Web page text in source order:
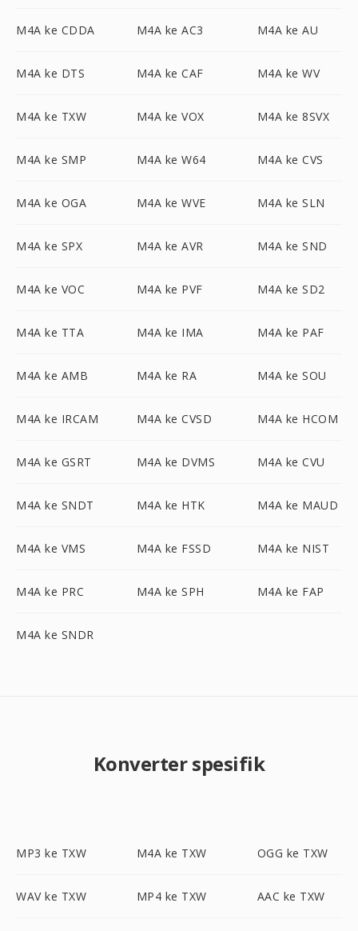
M4A ke CDDA M4A ke AC3 M4A ke AU
M4A ke DTS M4A ke CAF M4A ke WV
M4A ke TXW M4A ke VOX M4A ke 8SVX
M4A ke SMP M4A ke W64 M4A ke CVS
M4A ke OGA M4A ke WVE M4A ke SLN
M4A ke SPX M4A ke AVR M4A ke SND
M4A ke VOC M4A ke PVF M4A ke SD2
M4A ke TTA M4A ke IMA M4A ke PAF
M4A ke AMB M4A ke RA M4A ke SOU
M4A ke IRCAM M4A ke CVSD M4A ke HCOM
M4A ke GSRT M4A ke DVMS M4A ke CVU
M4A ke SNDT M4A ke HTK M4A ke MAUD
M4A ke VMS M4A ke FSSD M4A ke NIST
M4A ke PRC M4A ke SPH M4A ke FAP
M4A ke SNDR
Konverter spesifik
MP3 ke TXW M4A ke TXW OGG ke TXW
WAV ke TXW MP4 ke TXW AAC ke TXW